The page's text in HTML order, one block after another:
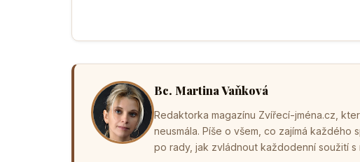
Bc. Martina Vaňková
Redaktorka magazínu Zvířecí-jména.cz,
neusmála. Píše o všem, co zajímá
po rady, jak zvládnout každodenní soužití s